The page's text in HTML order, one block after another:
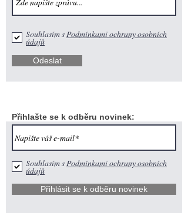
Souhlasím sPodmínkami ochrany osobních
údajů
Odeslat
Přihlašte se k odběru novinek:
Souhlasím sPodmínkami ochrany osobních
údajů
Přihlásit se k odběru novinek